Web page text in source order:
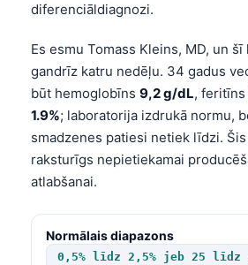
diferenciāldiagnozi.
Es esmu Tomass Kleins, MD, un šī
gandrīz katru nedēļu. 34 gadus
būt hemoglobīns 9,2 g/dL, feritīns
1.9%; laboratorija izdrukā normu,
smadzenes patiesi netiek līdzi.
raksturīgs nepietiekamai
atlabšanai.
Normālais diapazons
0,5% līdz 2,5% jeb 25 līdz